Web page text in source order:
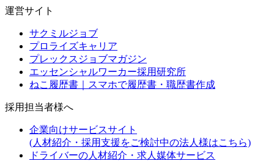
運営サイト
サクミルジョブ
プロライズキャリア
プレックスジョブマガジン
エッセンシャルワーカー採用研究所
ねこ履歴書｜スマホで履歴書・職歴書作成
採用担当者様へ
企業向けサービスサイト
(人材紹介・採用支援をご検討中の法人様はこちら)
ドライバーの人材紹介・求人媒体サービス